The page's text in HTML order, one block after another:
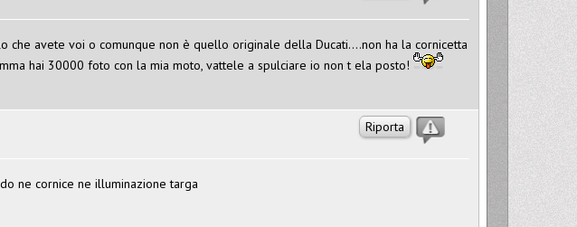
che avete voi o comunque non è quello originale della Ducati....non ha la cornicetta
hai 30000 foto con la mia moto, vattele a spulciare io non t ela posto!
Riporta
ne cornice ne illuminazione targa